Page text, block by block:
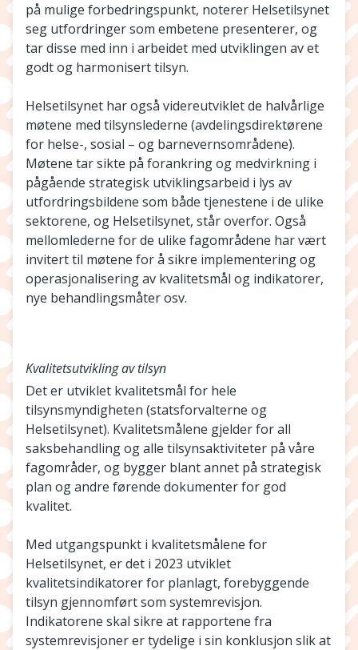
på mulige forbedringspunkt, noterer Helsetilsynet
seg utfordringer som embetene presenterer, og
tar disse med inn i arbeidet med utviklingen av et
godt og harmonisert tilsyn.
Helsetilsynet har også videreutviklet de halvårlige
møtene med tilsynslederne (avdelingsdirektørene
for helse-, sosial – og barnevernsområdene).
Møtene tar sikte på forankring og medvirkning i
pågående strategisk utviklingsarbeid i lys av
utfordringsbildene som både tjenestene i de ulike
sektorene, og Helsetilsynet, står overfor. Også
mellomlederne for de ulike fagområdene har vært
invitert til møtene for å sikre implementering og
operasjonalisering av kvalitetsmål og indikatorer,
nye behandlingsmåter osv.
Kvalitetsutvikling av tilsyn
Det er utviklet kvalitetsmål for hele
tilsynsmyndigheten (statsforvalterne og
Helsetilsynet). Kvalitetsmålene gjelder for all
saksbehandling og alle tilsynsaktiviteter på våre
fagområder, og bygger blant annet på strategisk
plan og andre førende dokumenter for god
kvalitet.
Med utgangspunkt i kvalitetsmålene for
Helsetilsynet, er det i 2023 utviklet
kvalitetsindikatorer for planlagt, forebyggende
tilsyn gjennomført som systemrevisjon.
Indikatorene skal sikre at rapportene fra
systemrevisjoner er tydelige i sin konklusjon slik at